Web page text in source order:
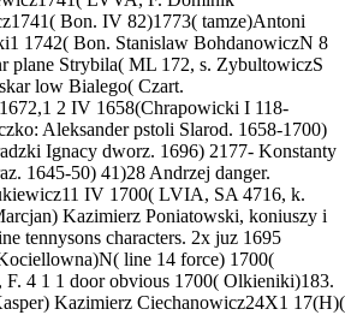
Bon. IV 82)1773( tamze)Antoni
1742( Bon. Stanislaw BohdanowiczN 8
plane Strybila( ML 172, s. ZybultowiczS
low Bialego( Czart.
2 IV 1658(Chrapowicki I 118-
Aleksander pstoli Slarod. 1658-1700)
Ignacy dworz. 1696) 2177- Konstanty
1645-50) 41)28 Andrzej danger.
IV 1700( LVIA, SA 4716, k.
Kazimierz Poniatowski, koniuszy i
tennysons characters. 2x juz 1695
line 14 force) 1700(
4 1 1 door obvious 1700( Olkieniki)183.
Kazimierz Ciechanowicz24X1 17(H)(